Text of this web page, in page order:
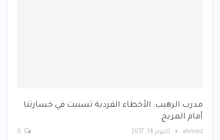
مدرب الرهيب: الأخطاء الفردية تسببت في خسارتنا
أمام المريخ
ahmed أكتوبر 14, 2017